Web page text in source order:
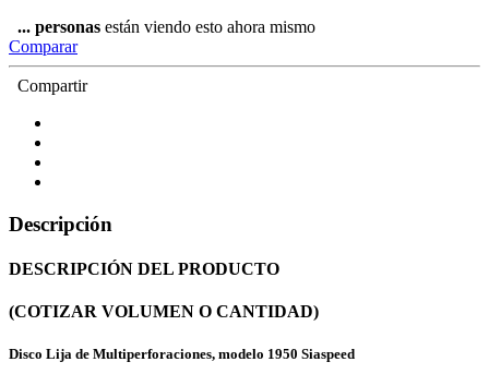
... personas están viendo esto ahora mismo
Comparar
Compartir
Descripción
DESCRIPCIÓN DEL PRODUCTO
(COTIZAR VOLUMEN O CANTIDAD)
Disco Lija de Multiperforaciones, modelo 1950 Siaspeed